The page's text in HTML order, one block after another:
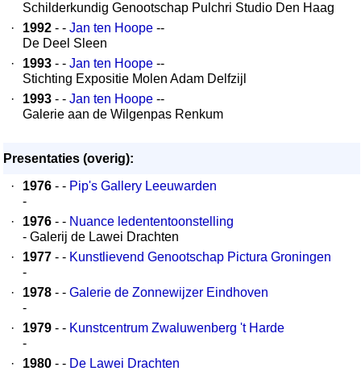
Schilderkundig Genootschap Pulchri Studio Den Haag
·
1992 - - Jan ten Hoope --
De Deel Sleen
·
1993 - - Jan ten Hoope --
Stichting Expositie Molen Adam Delfzijl
·
1993 - - Jan ten Hoope --
Galerie aan de Wilgenpas Renkum
Presentaties (overig):
·
1976 - - Pip's Gallery Leeuwarden
-
·
1976 - - Nuance ledententoonstelling
- Galerij de Lawei Drachten
·
1977 - - Kunstlievend Genootschap Pictura Groningen
-
·
1978 - - Galerie de Zonnewijzer Eindhoven
-
·
1979 - - Kunstcentrum Zwaluwenberg 't Harde
-
·
1980 - - De Lawei Drachten